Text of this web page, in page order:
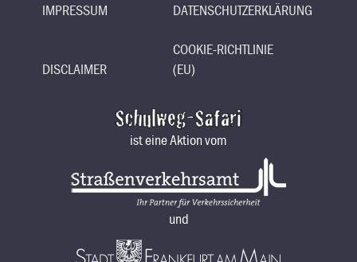
IMPRESSUM DATENSCHUTZERKLÄRUNG
DISCLAIMER
COOKIE-RICHTLINIE
(EU)
ist eine Aktion vom
und